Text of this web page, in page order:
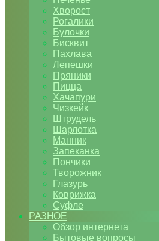
Хворост
Рогалики
Булочки
Бисквит
Пахлава
Лепешки
Пряники
Пицца
Хачапури
Чизкейк
Штрудель
Шарлотка
Манник
Запеканка
Пончики
Творожник
Глазурь
Коврижка
Суфле
РАЗНОЕ
Обзор интернета
Бытовые вопросы